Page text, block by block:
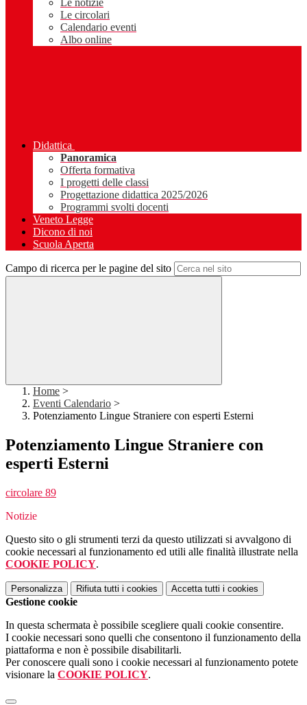
Le notizie
Le circolari
Calendario eventi
Albo online
Didattica
Panoramica
Offerta formativa
I progetti delle classi
Progettazione didattica 2025/2026
Programmi svolti docenti
Veneto Legge
Dicono di noi
Scuola Aperta
Campo di ricerca per le pagine del sito
Home >
Eventi Calendario >
Potenziamento Lingue Straniere con esperti Esterni
Potenziamento Lingue Straniere con
esperti Esterni
circolare 89
Notizie
Questo sito o gli strumenti terzi da questo utilizzati si avvalgono di
cookie necessari al funzionamento ed utili alle finalità illustrate nella
COOKIE POLICY.
Personalizza Rifiuta tutti i cookies Accetta tutti i cookies
Gestione cookie
In questa schermata è possibile scegliere quali cookie consentire.
I cookie necessari sono quelli che consentono il funzionamento della
piattaforma e non è possibile disabilitarli.
Per conoscere quali sono i cookie necessari al funzionamento potete
visionare la COOKIE POLICY.